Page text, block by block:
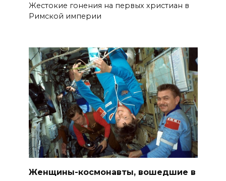
Жестокие гонения на первых христиан в
Римской империи
Женщины-космонавты, вошедшие в